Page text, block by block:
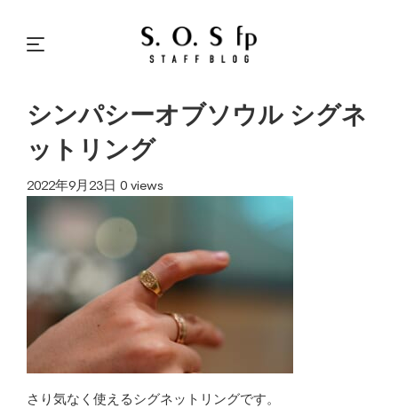
シンパシーオブソウル シグネ
ットリング
2022年9月23日 0 views
さり気なく使えるシグネットリングです。